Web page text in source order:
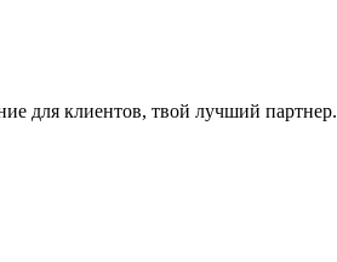
для клиентов, твой лучший партнер.